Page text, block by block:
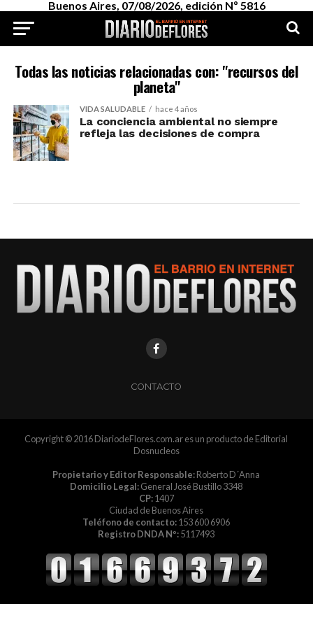
Buenos Aires, 07/08/2026, edición Nº 5816
Todas las noticias relacionadas con: "recursos del
planeta"
VIDA SALUDABLE hace 4 años
La conciencia ambiental no siempre
refleja las decisiones de compra
CONTACTO
Copyright © 2016 DiariodeFlores.com.ar es un producto de Editorial
Dosnucleos
Propietario y Editor Responsable:Roberto D´Anna
Domicilio Legal:General José Bustillo 3348
CP:1407
Ciudad de Buenos Aires
Teléfono de contacto:153 600 6906
Registro DNDA Nº:5117493